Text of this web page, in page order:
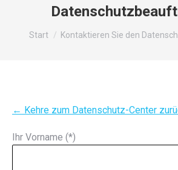
Sie befinden sich hier:
Start Kontaktieren Sie den
← Kehre zum Datenschutz-Center
Ihr Vorname (*)